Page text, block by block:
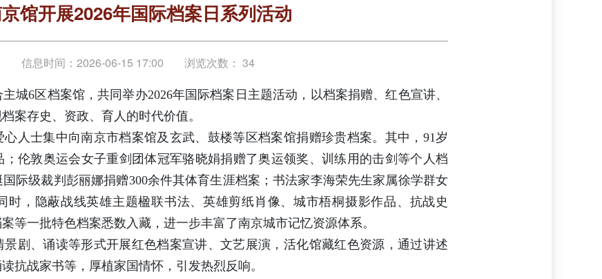
馆开展2026年国际档案日系列活动
信息时间：2026-06-15 17:00 浏览次数： 34
城6区档案馆，共同举办2026年国际档案日主题活动，以档案捐赠、红色宣讲、
案存史、资政、育人的时代价值。
人士集中向南京市档案馆及玄武、鼓楼等区档案馆捐赠珍贵档案。其中，91岁
；伦敦奥运会女子重剑团体冠军骆晓娟捐赠了奥运领奖、训练用的击剑等个人档
际级裁判彭丽娜捐赠300余件其体育生涯档案；书法家李海荣先生家属徐学群女
时，隐蔽战线英雄主题楹联书法、英雄剪纸肖像、城市梧桐摄影作品、抗战史
等一批特色档案悉数入藏，进一步丰富了南京城市记忆资源体系。
剧、诵读等形式开展红色档案宣讲、文艺展演，活化馆藏红色资源，通过讲述
抗战家书等，厚植家国情怀，引发热烈反响。